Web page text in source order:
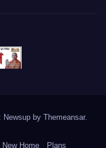
Newsup by Themeansar.
New Home Plans